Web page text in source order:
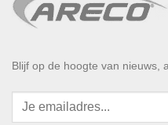
Blijf op de hoogte van nieuws,